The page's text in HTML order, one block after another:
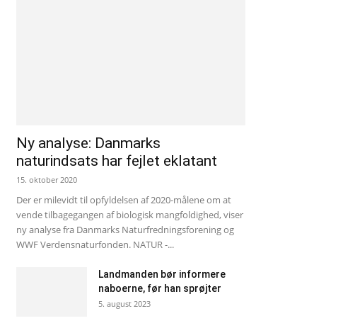
Ny analyse: Danmarks
naturindsats har fejlet eklatant
15. oktober 2020
Der er milevidt til opfyldelsen af 2020-målene om at
vende tilbagegangen af biologisk mangfoldighed, viser
ny analyse fra Danmarks Naturfredningsforening og
WWF Verdensnaturfonden. NATUR -...
Landmanden bør informere
naboerne, før han sprøjter
5. august 2023